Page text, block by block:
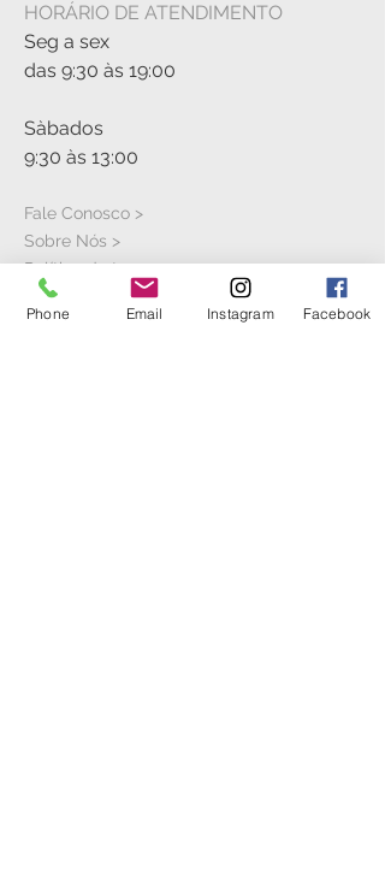
HORÁRIO DE ATENDIMENTO
Seg a sex
das 9:30 às 19:00
Sàbados
9:30 às 13:00
Fale Conosco >
Sobre Nós >
Política de troca
Phone Email Instagram Facebook